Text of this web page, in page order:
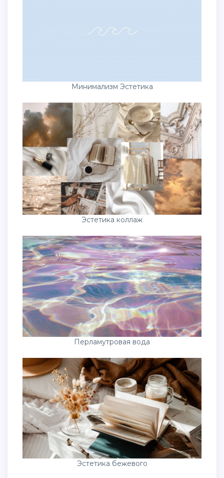
Минимализм Эстетика
Эстетика коллаж
Перламутровая вода
Эстетика бежевого